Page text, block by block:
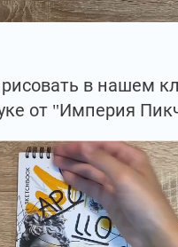
в нашем
от "Империя